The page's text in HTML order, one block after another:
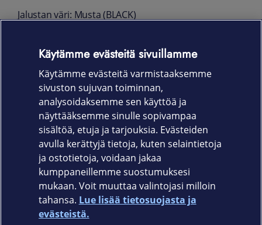
Jalustan väri: Musta (BLACK)
965,5 x 614,7 x 198,4 mm ja 8,2 kg - ilman
jalustaa
965,5 x 559,4 x 25,7 mm ja 7,9 kg - jalustalla
VESA: 200 x 200
Elisa.fi
Käytämme evästeitä sivuillamme
Käytämme evästeitä varmistaaksemme
sivuston sujuvan toiminnan,
analysoidaksemme sen käyttöä ja
näyttääksemme sinulle sopivampaa
sisältöä, etuja ja tarjouksia. Evästeiden
avulla kerättyjä tietoja, kuten selaintietoja
ja ostotietoja, voidaan jakaa
kumppaneillemme suostumuksesi
mukaan. Voit muuttaa valintojasi milloin
tahansa. Lue lisää tietosuojasta ja
evästeistä.